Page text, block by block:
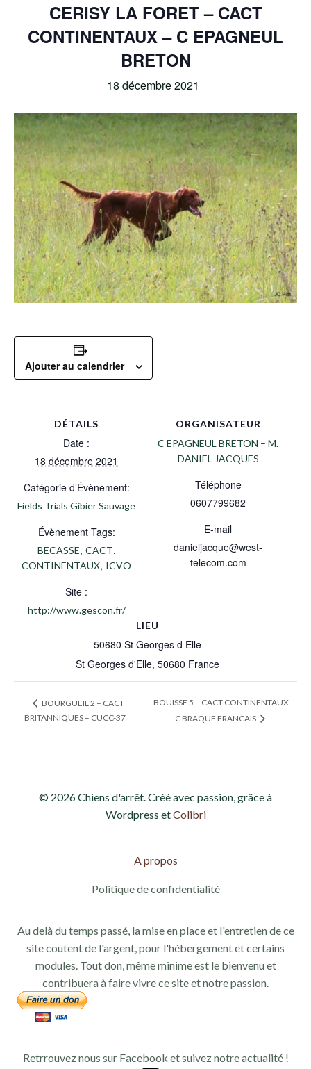
CERISY LA FORET – CACT
CONTINENTAUX – C EPAGNEUL
BRETON
18 décembre 2021
Ajouter au calendrier
DÉTAILS
Date :
18 décembre 2021
Catégorie d’Évènement:
Fields Trials Gibier Sauvage
Évènement Tags:
BECASSE, CACT,
CONTINENTAUX, ICVO
Site :
http://www.gescon.fr/
LIEU
50680 St Georges d Elle
St Georges d'Elle, 50680 France
ORGANISATEUR
C EPAGNEUL BRETON – M.
DANIEL JACQUES
Téléphone
0607799682
E-mail
danieljacque@west-
telecom.com
BOURGUEIL 2 – CACT
BRITANNIQUES – CUCC-37
BOUISSE 5 – CACT CONTINENTAUX –
C BRAQUE FRANCAIS
© 2026 Chiens d'arrêt. Créé avec passion, grâce à
Wordpress etColibri
A propos
Politique de confidentialité
Au delà du temps passé, la mise en place et l'entretien de ce
site coutent de l'argent, pour l'hébergement et certains
modules. Tout don, même minime est le bienvenu et
contribuera à faire vivre ce site et notre passion.
Retrrouvez nous sur Facebook et suivez notre actualité !